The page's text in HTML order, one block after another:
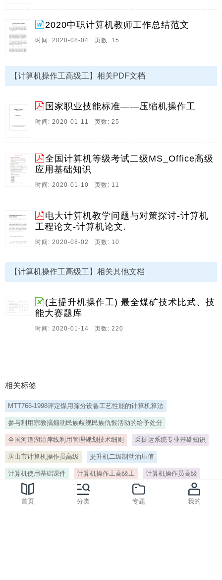
14、2020计算机顶岗实习总结范文 计算机顶岗实习总结
1 1、实习目的 毕业实习是我们大学期间的最后1门课
程，不知不觉我们的大学时光就要结束了，在这个时
确性。在这个时候，我来到_教育培训机构，在这里进行
我的毕业实习。 2、实习单位简介 _教育，2002年成立
也是_省_专升本考前辅导同盟办公室推荐的文。
15、2020计算机实训总结范文5篇 计算机实训总结
训，我学到了很多的知识，我深深体会到计算机办公的
奇异和奥妙;也掌握了许多的计算机办公技能。 虽然我是
计算机系的学生，但我们的专业课程也只是学习了C语
言的程序编辑，所以在实训之前，计算机办公对我们来
讲是比较抽象的，但通过这次实训，我们揭开了她神秘
的面纱，离我们不再遥远!据我了解，大多数同学都之前
16、2020中职计算机教师工作总结范文 计算机教师工作
总结1 时间如水，光阴似箭，这1学期很快就要结束了。
学们的感情也愈来愈好，为了今后更好的进行教学工
作，我将这学期的工作经验总结起来，这样好使自己迅
速成长，无愧于人民教师的称号，我现将这1学年工作情
况总结以下： 1、思想认识 这学期，我在思想上严于律
己，酷爱党的教育事业，全面贯彻党的教育方针，严格
2020中职计算机教师工作总结范文
时间: 2020-08-04 页数: 15
【计算机操作工高级工】相关PDF文档
国家职业技能标准——压缩机操作工
时间: 2020-01-11 页数: 25
全国计算机等级考试二级MS_Office高级
应用基础知识
时间: 2020-01-10 页数: 11
电大计算机教学问题与对策探讨-计算机
工程论文-计算机论文.
时间: 2020-08-02 页数: 10
【计算机操作工高级工】相关其他文档
(主提升机操作工) 最全煤矿技术比武、技
能大赛题库
时间: 2020-01-14 页数: 220
相关标签
MTT766-1998评定煤用筛分设备工艺性能的计算机算法
参与利用宗教搞煽动民族歧视民族仇恨活动的给予处分
全国河道湖泊岸线利用管理规划技术细则 采掘运系统专业基础知识
唐山市计算机操作员高级 提升机二级制动油压值
计算机使用基础课件 计算机操作工高级工 计算机操作员高级
机电运输基础知识 机电基础知识 计算机操作工 二级自评报告
首页 分类 专题 我的